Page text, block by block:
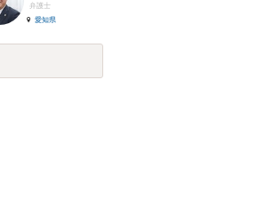
弁護士
愛知県